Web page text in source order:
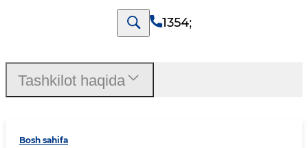
1354;
Bosh sahifa
Tashkilot haqida